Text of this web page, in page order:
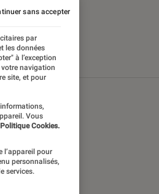
par
les données
à l’exception
votre navigation
site, et pour
Vous
Politique Cookies.
l’appareil pour
personnalisés,
services.
sans accepter